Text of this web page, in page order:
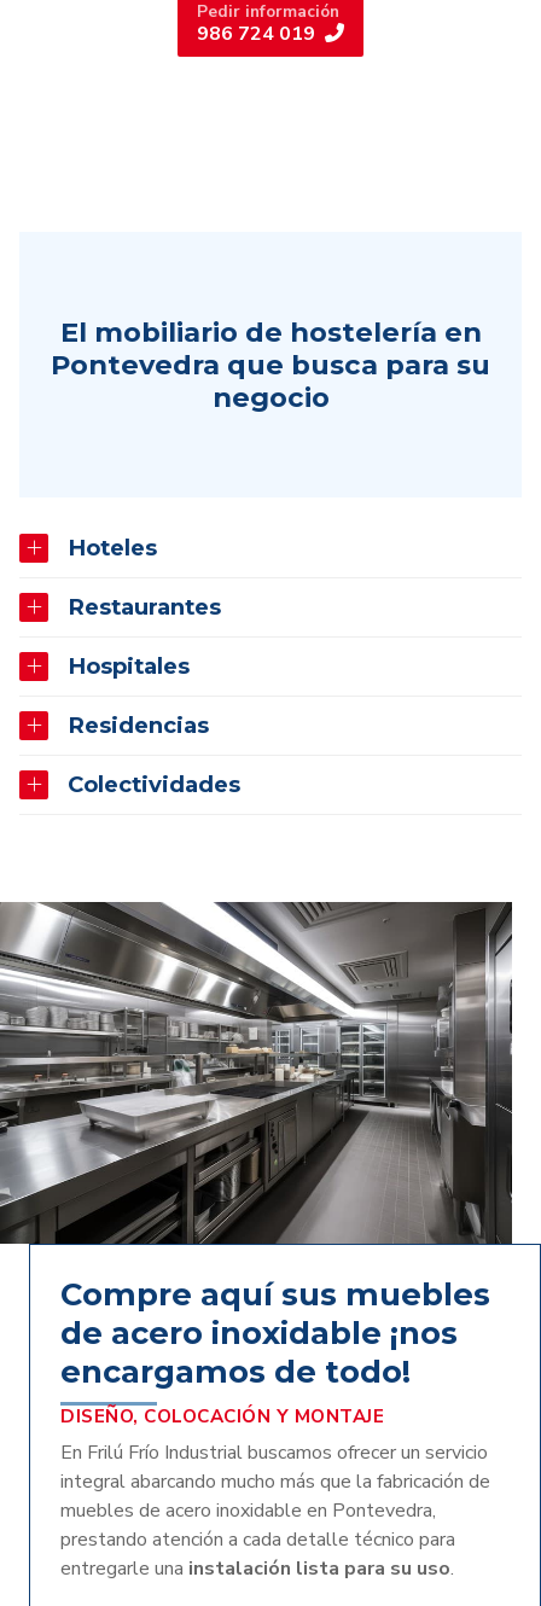
Pedir información
986 724 019
El mobiliario de hostelería en
Pontevedra que busca para su
negocio
Hoteles
Restaurantes
Hospitales
Residencias
Colectividades
Compre aquí sus muebles
de acero inoxidable ¡nos
encargamos de todo!
DISEÑO, COLOCACIÓN Y MONTAJE
En Frilú Frío Industrial buscamos ofrecer un servicio
integral abarcando mucho más que la fabricación de
muebles de acero inoxidable en Pontevedra,
prestando atención a cada detalle técnico para
entregarle una instalación lista para su uso.